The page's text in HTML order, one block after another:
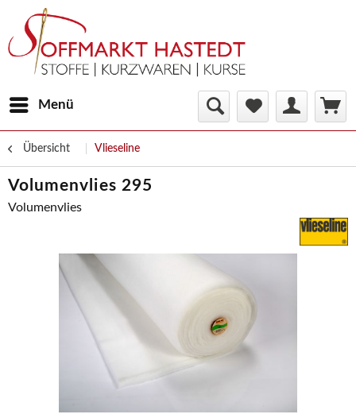
Menü
Übersicht Vlieseline
Volumenvlies 295
Volumenvlies